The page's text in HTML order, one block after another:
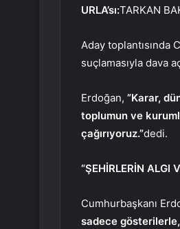
URLA’sı:TARKAN
Aday toplantısında
suçlamasıyla dava
Erdoğan, ”Karar,
toplumun ve
çağırıyoruz.”dedi.
“ŞEHİRLERİN ALGI
Cumhurbaşkanı
sadece